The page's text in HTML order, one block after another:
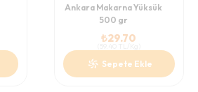
Ankara Makarna Yüksük
500 gr
₺29.70
Sepete Ekle